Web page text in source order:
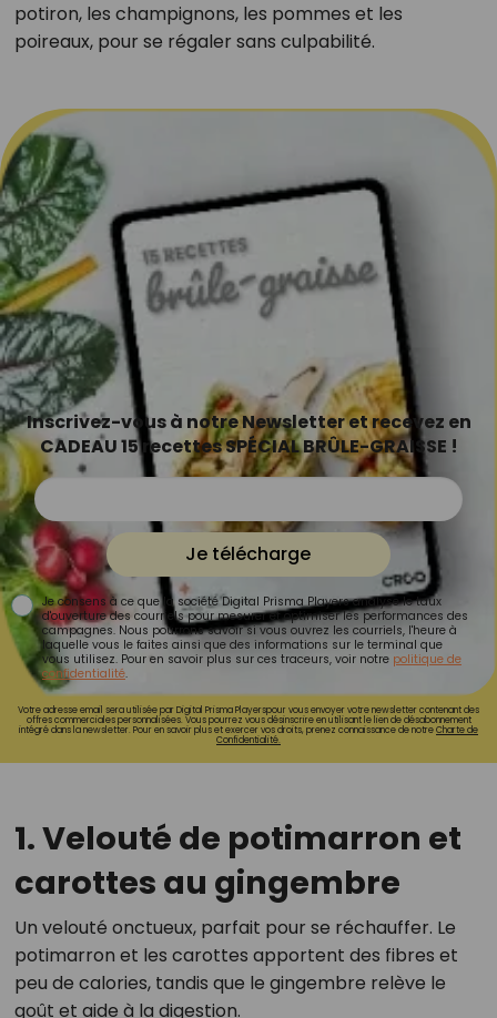
potiron, les champignons, les pommes et les
poireaux, pour se régaler sans culpabilité.
Inscrivez-vous à notre Newsletter et recevez en
CADEAU 15 recettes SPÉCIAL BRÛLE-GRAISSE !
Je télécharge
Je consens à ce que la société Digital Prisma Players analyse le taux
d'ouverture des courriels pour mesurer et optimiser les performances des
campagnes. Nous pourrons savoir si vous ouvrez les courriels, l'heure à
laquelle vous le faites ainsi que des informations sur le terminal que
vous utilisez. Pour en savoir plus sur ces traceurs, voir notre politique de
confidentialité.
Votre adresse email sera utilisée par Digital Prisma Playerspour vous envoyer votre newsletter contenant des
offres commerciales personnalisées. Vous pourrez vous désinscrire en utilisant le lien de désabonnement
intégré dans la newsletter. Pour en savoir plus et exercer vos droits, prenez connaissance de notreCharte de
Confidentialité.
1. Velouté de potimarron et
carottes au gingembre
Un velouté onctueux, parfait pour se réchauffer. Le
potimarron et les carottes apportent des fibres et
peu de calories, tandis que le gingembre relève le
goût et aide à la digestion.